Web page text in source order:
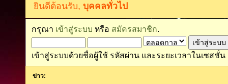
ยินดีต้อนรับ, บุคคลทั่วไป
กรุณา เข้าสู่ระบบ หรือ สมัครสมาชิก.
เข้าสู่ระบบด้วยชื่อผู้ใช้ รหัสผ่าน และระยะเวลาในเซสชั่น
ข่าว: